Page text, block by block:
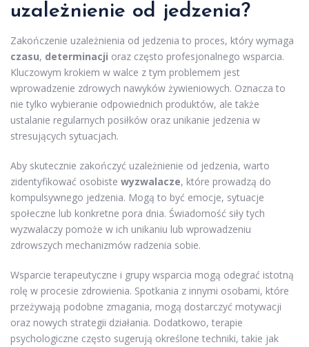
uzależnienie od jedzenia?
Zakończenie uzależnienia od jedzenia to proces, który wymaga
czasu, determinacji oraz często profesjonalnego wsparcia.
Kluczowym krokiem w walce z tym problemem jest
wprowadzenie zdrowych nawyków żywieniowych. Oznacza to
nie tylko wybieranie odpowiednich produktów, ale także
ustalanie regularnych posiłków oraz unikanie jedzenia w
stresujących sytuacjach.
Aby skutecznie zakończyć uzależnienie od jedzenia, warto
zidentyfikować osobiste wyzwalacze, które prowadzą do
kompulsywnego jedzenia. Mogą to być emocje, sytuacje
społeczne lub konkretne pora dnia. Świadomość siły tych
wyzwalaczy pomoże w ich unikaniu lub wprowadzeniu
zdrowszych mechanizmów radzenia sobie.
Wsparcie terapeutyczne i grupy wsparcia mogą odegrać istotną
rolę w procesie zdrowienia. Spotkania z innymi osobami, które
przeżywają podobne zmagania, mogą dostarczyć motywacji
oraz nowych strategii działania. Dodatkowo, terapie
psychologiczne często sugerują określone techniki, takie jak